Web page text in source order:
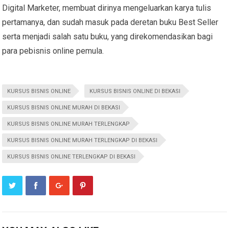
Digital Marketer, membuat dirinya mengeluarkan karya tulis
pertamanya, dan sudah masuk pada deretan buku Best Seller
serta menjadi salah satu buku, yang direkomendasikan bagi
para pebisnis online pemula.
KURSUS BISNIS ONLINE KURSUS BISNIS ONLINE DI BEKASI
KURSUS BISNIS ONLINE MURAH DI BEKASI
KURSUS BISNIS ONLINE MURAH TERLENGKAP
KURSUS BISNIS ONLINE MURAH TERLENGKAP DI BEKASI
KURSUS BISNIS ONLINE TERLENGKAP DI BEKASI